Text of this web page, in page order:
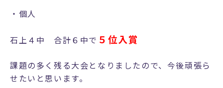
・個人
石上４中 合計６中で ５位入賞
課題の多く残る大会となりましたので、今後頑張ら
せたいと思います。